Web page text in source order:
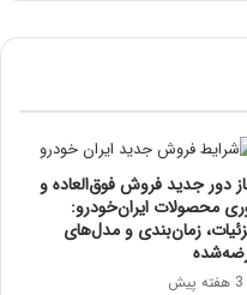
دور جدید فروش فوق‌العاده و
محصولات ایران‌خودرو:
زمان‌بندی و مدل‌های
3 هفته پیش